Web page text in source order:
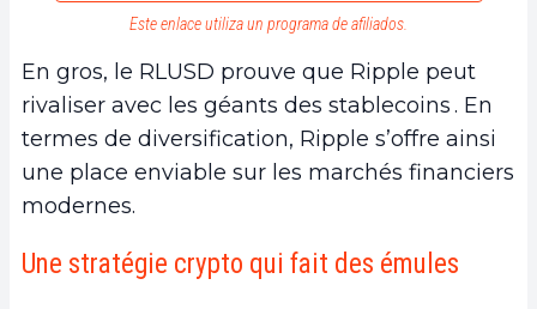
Este enlace utiliza un programa de afiliados.
En gros, le RLUSD prouve que Ripple peut
rivaliser avec les géants des stablecoins . En
termes de diversification, Ripple s’offre ainsi
une place enviable sur les marchés financiers
modernes.
Une stratégie crypto qui fait des émules